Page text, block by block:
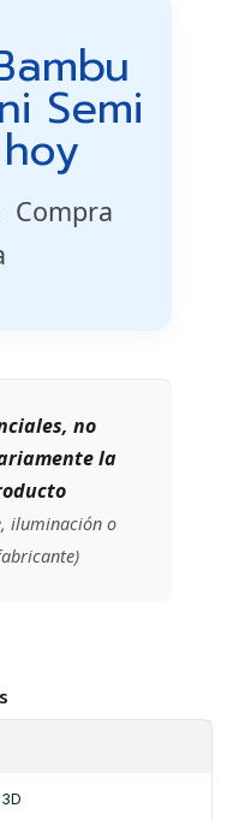
Semi
Compra
no
la
iluminación o